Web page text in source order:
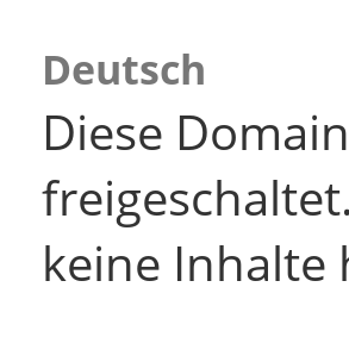
Deutsch
Diese
keine Inhalte